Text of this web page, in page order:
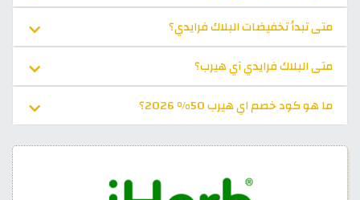
متى تبدأ تخفيضات البلاك فرايدي؟
متى البلاك فرايدي آي هيرب؟
ما هو كود خصم اي هيرب 50% 2026؟